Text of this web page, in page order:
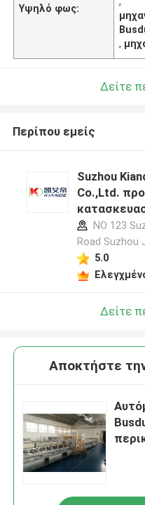
Υψηλό φως:
,
Δείτε
Περίπου εμείς
Suzhou
Co.,Ltd.
NO 123
Road Suzhou
5.0
Δείτε
Αποκτήστε